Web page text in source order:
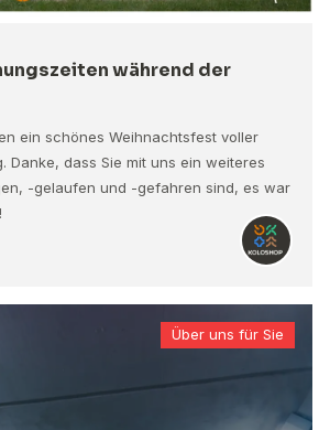
während der
ein schönes Weihnachtsfest voller
Danke, dass Sie mit uns ein weiteres
-gelaufen und -gefahren sind, es war
Über uns für Sie